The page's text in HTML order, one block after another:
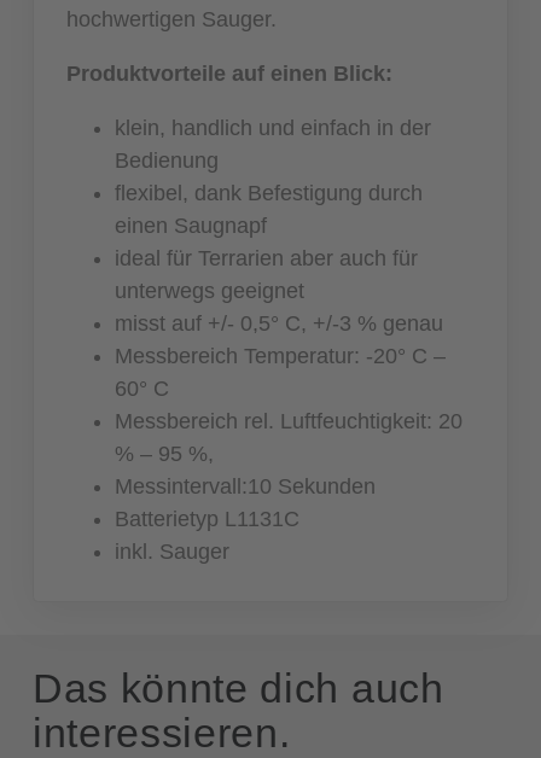
hochwertigen Sauger.
Produktvorteile auf einen Blick:
klein, handlich und einfach in der
Bedienung
flexibel, dank Befestigung durch
einen Saugnapf
ideal für Terrarien aber auch für
unterwegs geeignet
misst auf +/- 0,5° C, +/-3 % genau
Messbereich Temperatur: -20° C –
60° C
Messbereich rel. Luftfeuchtigkeit: 20
% – 95 %,
Messintervall:10 Sekunden
Batterietyp L1131C
inkl. Sauger
Das könnte dich auch
interessieren.